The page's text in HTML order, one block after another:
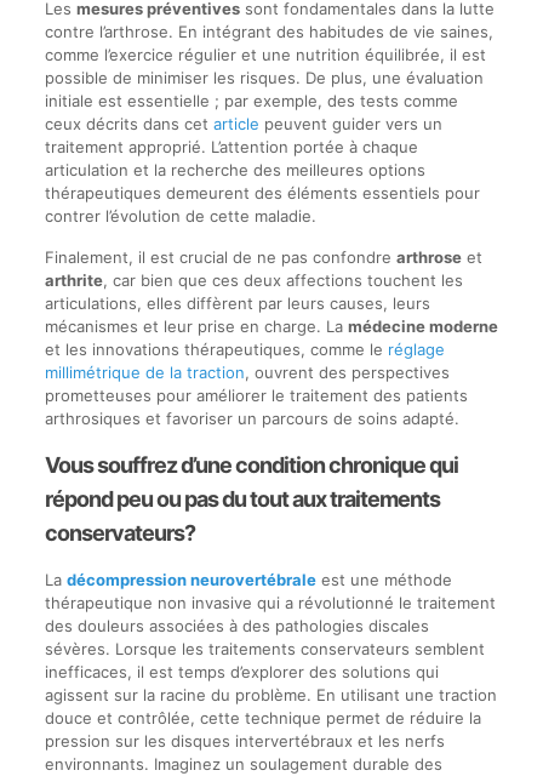
Les mesures préventivessont fondamentales dans la lutte
contre l’arthrose. En intégrant des habitudes de vie saines,
comme l’exercice régulier et une nutrition équilibrée, il est
possible de minimiser les risques. De plus, une évaluation
initiale est essentielle ; par exemple, des tests comme
ceux décrits dans cet article peuvent guider vers un
traitement approprié. L’attention portée à chaque
articulation et la recherche des meilleures options
thérapeutiques demeurent des éléments essentiels pour
contrer l’évolution de cette maladie.
Finalement, il est crucial de ne pas confondre arthroseet
arthrite, car bien que ces deux affections touchent les
articulations, elles diffèrent par leurs causes, leurs
mécanismes et leur prise en charge. La médecine moderne
et les innovations thérapeutiques, comme le réglage
millimétrique de la traction, ouvrent des perspectives
prometteuses pour améliorer le traitement des patients
arthrosiques et favoriser un parcours de soins adapté.
Vous souffrez d’une condition chronique qui
répond peu ou pas du tout aux traitements
conservateurs?
La décompression neurovertébraleest une méthode
thérapeutique non invasive qui a révolutionné le traitement
des douleurs associées à des pathologies discales
sévères. Lorsque les traitements conservateurs semblent
inefficaces, il est temps d’explorer des solutions qui
agissent sur la racine du problème. En utilisant une traction
douce et contrôlée, cette technique permet de réduire la
pression sur les disques intervertébraux et les nerfs
environnants. Imaginez un soulagement durable des